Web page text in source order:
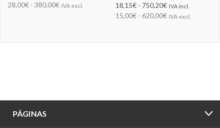
28,00€ - 380,00€ IVA excl. 18,15€ - 750,20€ IVA incl.
15,00€ - 620,00€ IVA excl.
PÁGINAS